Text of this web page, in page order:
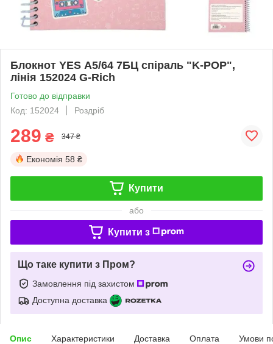
Блокнот YES А5/64 7БЦ спіраль "K-POP",
лінія 152024 G-Rich
Готово до відправки
Код: 152024
Роздріб
289 ₴ 347 ₴
Економія 58 ₴
Купити
або
Купити з
Що таке купити з Пром?
Замовлення під захистом
Доступна доставка
Опис Характеристики Доставка Оплата Умови